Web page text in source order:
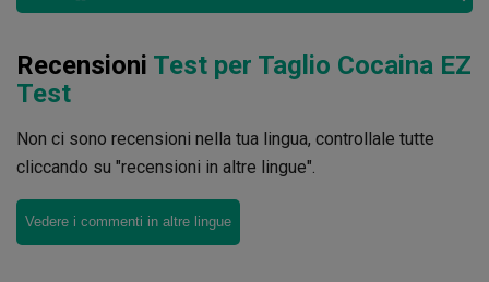
Recensioni Test per Taglio Cocaina EZ
Test
Non ci sono recensioni nella tua lingua, controllale tutte
cliccando su "recensioni in altre lingue".
Vedere i commenti in altre lingue